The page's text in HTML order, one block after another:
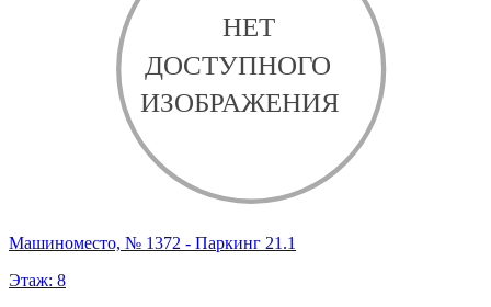
Машиноместо, № 1372 - Паркинг 21.1
Этаж: 8